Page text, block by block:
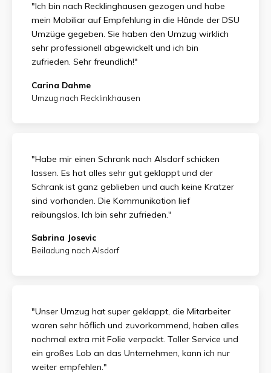
"Ich bin nach Recklinghausen gezogen und habe
mein Mobiliar auf Empfehlung in die Hände der DSU
Umzüge gegeben. Sie haben den Umzug wirklich
sehr professionell abgewickelt und ich bin
zufrieden. Sehr freundlich!"
Carina Dahme
Umzug nach Recklinkhausen
"Habe mir einen Schrank nach Alsdorf schicken
lassen. Es hat alles sehr gut geklappt und der
Schrank ist ganz geblieben und auch keine Kratzer
sind vorhanden. Die Kommunikation lief
reibungslos. Ich bin sehr zufrieden."
Sabrina Josevic
Beiladung nach Alsdorf
"Unser Umzug hat super geklappt, die Mitarbeiter
waren sehr höflich und zuvorkommend, haben alles
nochmal extra mit Folie verpackt. Toller Service und
ein großes Lob an das Unternehmen, kann ich nur
weiter empfehlen."